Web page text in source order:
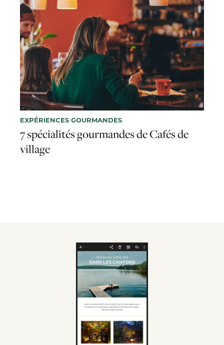
EXPÉRIENCES GOURMANDES
7 spécialités gourmandes de Cafés de
village